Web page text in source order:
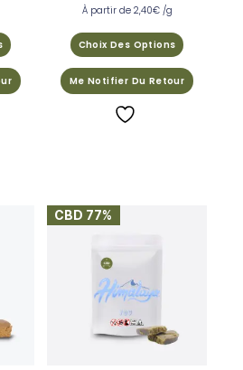
À partir de 2,40€ /g
Choix Des Options
Me Notifier Du Retour
CBD 77%